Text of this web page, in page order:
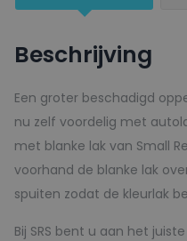
-
aantal
Beschrijving
Een groter beschadigd
nu zelf voordelig met
met blanke lak van Small
voorhand de blanke lak
spuiten zodat de kleurlak
Bij SRS bent u aan het